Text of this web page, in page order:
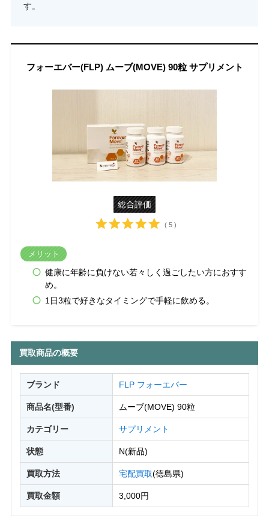
す。
フォーエバー(FLP) ムーブ(MOVE) 90粒 サプリメント
総合評価
( 5 )
メリット
健康に年齢に負けない若々しく過ごしたい方におすす
め。
1日3粒で好きなタイミングで手軽に飲める。
買取商品の概要
ブランド FLP フォーエバー
商品名(型番) ムーブ(MOVE) 90粒
カテゴリー サプリメント
状態 N(新品)
買取方法 宅配買取(徳島県)
買取金額 3,000円